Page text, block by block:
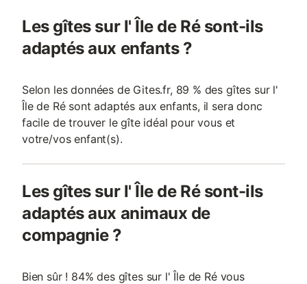
Les gîtes sur l' Île de Ré sont-ils
adaptés aux enfants ?
Selon les données de Gites.fr, 89 % des gîtes sur l'
Île de Ré sont adaptés aux enfants, il sera donc
facile de trouver le gîte idéal pour vous et
votre/vos enfant(s).
Les gîtes sur l' Île de Ré sont-ils
adaptés aux animaux de
compagnie ?
Bien sûr ! 84% des gîtes sur l' Île de Ré vous